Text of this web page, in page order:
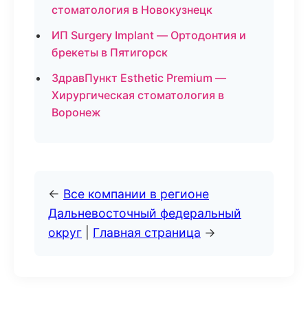
стоматология в Новокузнецк
ИП Surgery Implant — Ортодонтия и
брекеты в Пятигорск
ЗдравПункт Esthetic Premium —
Хирургическая стоматология в
Воронеж
← Все компании в регионе
Дальневосточный федеральный
округ
Главная страница →